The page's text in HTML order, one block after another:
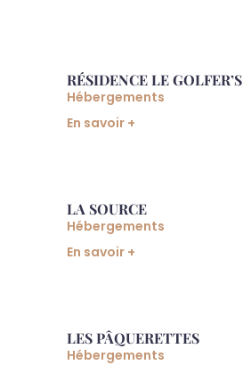
RÉSIDENCE LE GOLFER’S
Hébergements
En savoir +
LA SOURCE
Hébergements
En savoir +
LES PÂQUERETTES
Hébergements